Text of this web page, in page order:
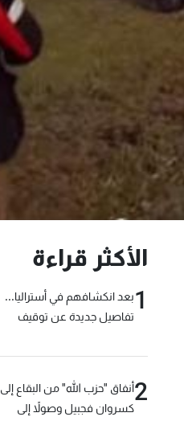
الأكثر قراءة
1بعد انكشافهم في أستراليا...
تفاصيل جديدة عن توقيف
2أنفاق "حزب الله" من البقاع إلى
كسروان فجبيل وصولاً إلى